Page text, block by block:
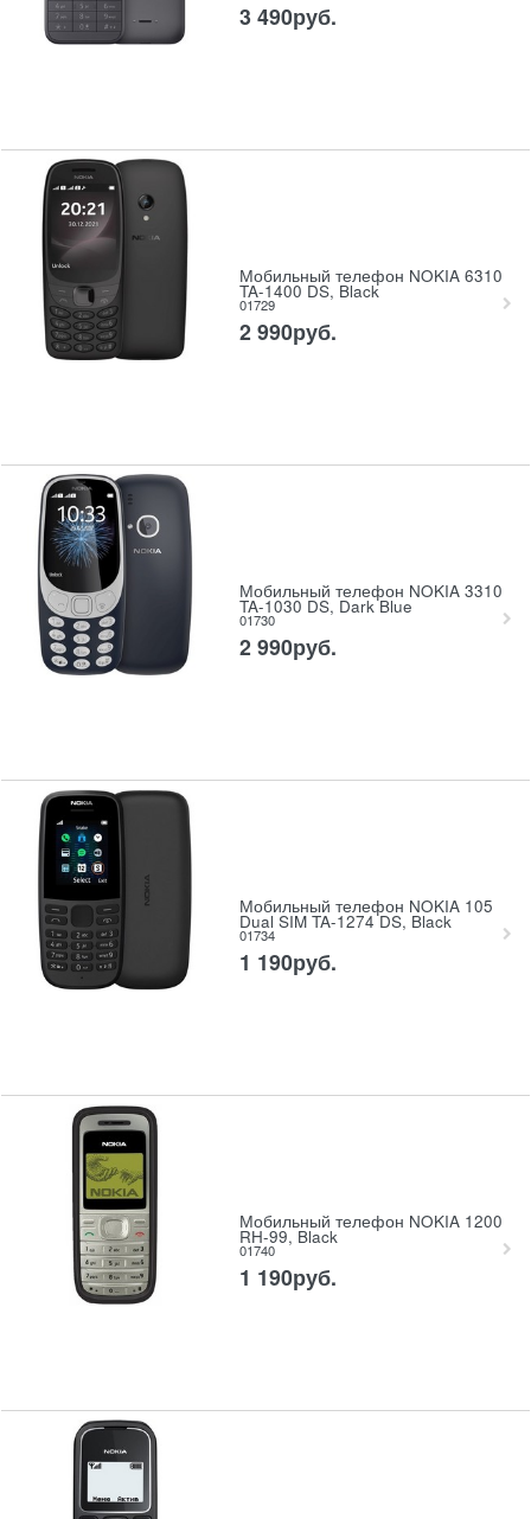
3 490руб.
Мобильный телефон NOKIA 6310
TA-1400 DS, Black
01729
2 990руб.
Мобильный телефон NOKIA 3310
TA-1030 DS, Dark Blue
01730
2 990руб.
Мобильный телефон NOKIA 105
Dual SIM TA-1274 DS, Black
01734
1 190руб.
Мобильный телефон NOKIA 1200
RH-99, Black
01740
1 190руб.